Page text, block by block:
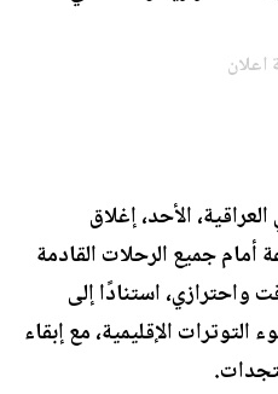
اعلان
الأحد، إغلاق
العراقية لمدة 72 ساعة أمام جميع الرحلات القادمة
واحترازي، استنادًا إلى
الإقليمية، مع إبقاء